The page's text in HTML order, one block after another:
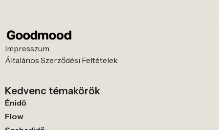
Impresszum
Általános Szerződési Feltételek
Kedvenc témakörök
Énidő
Flow